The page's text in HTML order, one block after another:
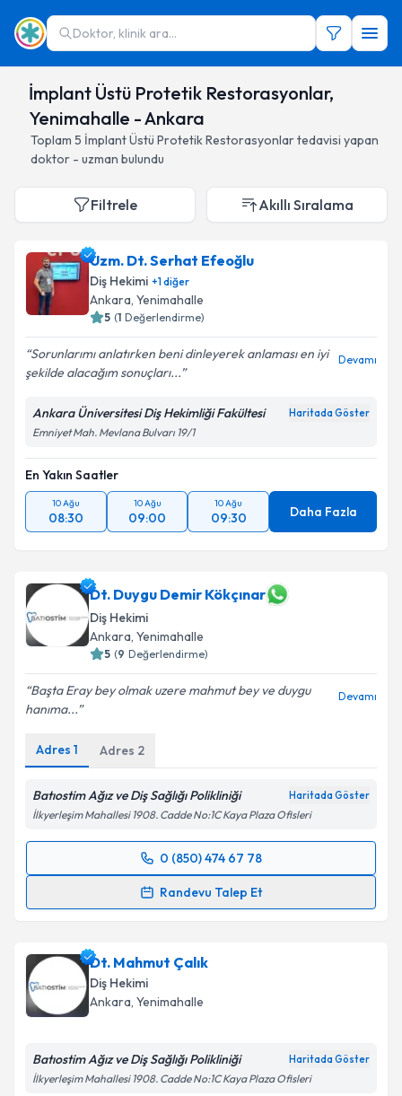
Doktor, klinik ara...
İmplant Üstü Protetik Restorasyonlar,
Yenimahalle - Ankara
Toplam 5 İmplant Üstü Protetik Restorasyonlartedavisi yapan
doktor - uzman bulundu
Filtrele Akıllı Sıralama
Uzm. Dt. Serhat Efeoğlu
Diş Hekimi +1diğer
Ankara, Yenimahalle
5 (1 Değerlendirme)
Sorunlarımı anlatırken beni dinleyerek anlaması en iyi
şekilde alacağım sonuçları...
Devamı
Ankara Üniversitesi Diş Hekimliği Fakültesi Haritada Göster
Emniyet Mah. Mevlana Bulvarı 19/1
En Yakın Saatler
10 Ağu
08:30
10 Ağu
09:00
10 Ağu
09:30 Daha Fazla
Dt. Duygu Demir Kökçınar
Diş Hekimi
Ankara, Yenimahalle
5 (9 Değerlendirme)
Başta Eray bey olmak uzere mahmut bey ve duygu
hanıma...
Devamı
Adres 1 Adres 2
Batıostim Ağız ve Diş Sağlığı Polikliniği Haritada Göster
İlkyerleşim Mahallesi 1908. Cadde No:1C Kaya Plaza Ofisleri
0 (850) 474 67 78
Randevu Talep Et
Randevu Takvimi Talebi
için bir takvim hazırlandığında e-posta ile
bilgilendireceğiz.
E-posta Adresiniz
Dt. Mahmut Çalık
Diş Hekimi
Ankara, Yenimahalle
Batıostim Ağız ve Diş Sağlığı Polikliniği Haritada Göster
İlkyerleşim Mahallesi 1908. Cadde No:1C Kaya Plaza Ofisleri